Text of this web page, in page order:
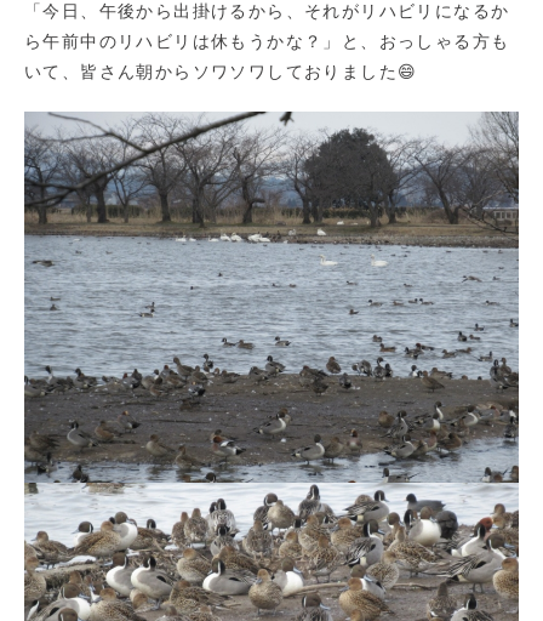
「今日、午後から出掛けるから、それがリハビリになるか
ら午前中のリハビリは休もうかな？」と、おっしゃる方も
いて、皆さん朝からソワソワしておりました😄